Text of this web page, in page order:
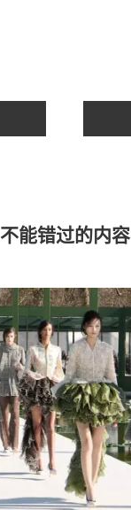
不能错过的内容